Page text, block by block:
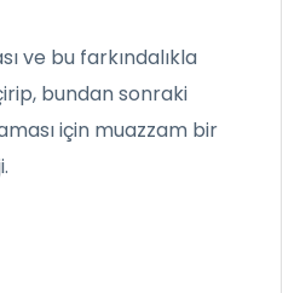
ve bu farkındalıkla
bundan sonraki
için muazzam bir